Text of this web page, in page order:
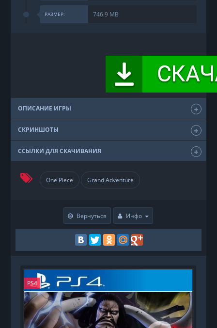
РАЗМЕР: 746.9 MB
ОПИСАНИЕ ИГРЫ
СКРИНШОТЫ
ССЫЛКИ ДЛЯ СКАЧИВАНИЯ
One Piece Grand Adventure
Вернуться Инфо
PS4